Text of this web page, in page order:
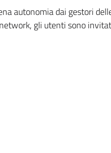
autonomia dai gestori
gli utenti sono